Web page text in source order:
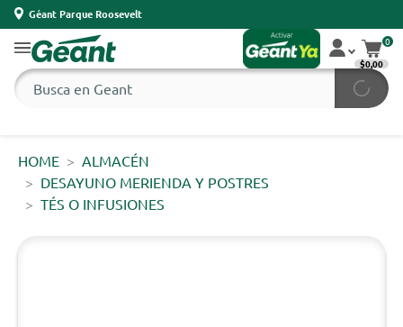
Géant Parque Roosevelt
0
$0,00
HOME
ALMACÉN
DESAYUNO MERIENDA Y POSTRES
TÉS O INFUSIONES